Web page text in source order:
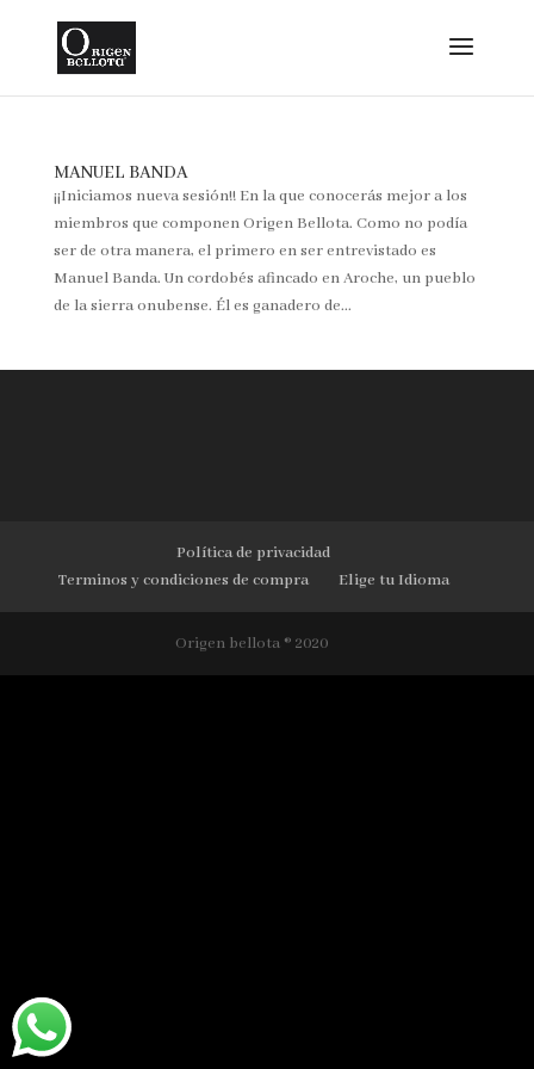
MANUEL BANDA
¡¡Iniciamos nueva sesión!! En la que conocerás mejor a los
miembros que componen Origen Bellota. Como no podía
ser de otra manera, el primero en ser entrevistado es
Manuel Banda. Un cordobés afincado en Aroche, un pueblo
de la sierra onubense. Él es ganadero de...
Política de privacidad
Terminos y condiciones de compra
Elige tu Idioma
Origen bellota ®️ 2020